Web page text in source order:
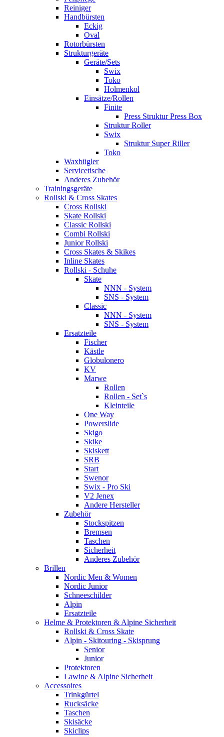
Reiniger
Handbürsten
Eckig
Oval
Rotorbürsten
Strukturgeräte
Geräte/Sets
Swix
Toko
Holmenkol
Einsätze/Rollen
Finite
Press Struktur Press Box
Struktur Roller
Swix
Struktur Super Riller
Toko
Waxbügler
Servicetische
Anderes Zubehör
Trainingsgeräte
Rollski & Cross Skates
Cross Rollski
Skate Rollski
Classic Rollski
Combi Rollski
Junior Rollski
Cross Skates & Skikes
Inline Skates
Rollski - Schuhe
Skate
NNN - System
SNS - System
Classic
NNN - System
SNS - System
Ersatzteile
Fischer
Kästle
Globulonero
KV
Marwe
Rollen
Rollen - Set`s
Kleinteile
One Way
Powerslide
Skigo
Skike
Skiskett
SRB
Start
Swenor
Swix - Pro Ski
V2 Jenex
Andere Hersteller
Zubehör
Stockspitzen
Bremsen
Taschen
Sicherheit
Anderes Zubehör
Brillen
Nordic Men & Women
Nordic Junior
Schneeschilder
Alpin
Ersatzteile
Helme & Protektoren & Alpine Sicherheit
Rollski & Cross Skate
Alpin - Skitouring - Skisprung
Senior
Junior
Protektoren
Lawine & Alpine Sicherheit
Accessoires
Trinkgürtel
Rucksäcke
Taschen
Skisäcke
Skiclips